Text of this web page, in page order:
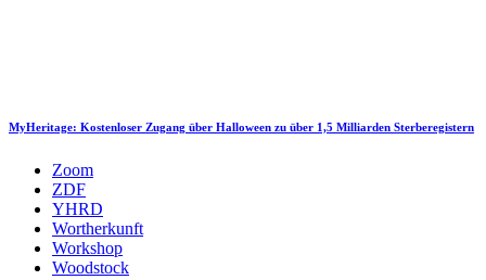
MyHeritage: Kostenloser Zugang über Halloween zu über 1,5 Milliarden Sterberegistern
Zoom
ZDF
YHRD
Wortherkunft
Workshop
Woodstock